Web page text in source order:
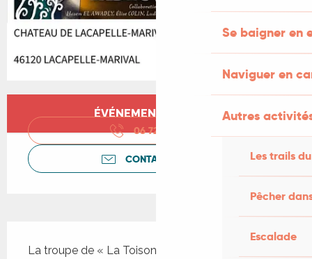
Se baigner en
Naviguer en
Autres
Les trails
Pêcher
Escalade
Ouverture et coordonnées
ÉVÉNEMENT TERMINÉ
06 72 46 76
CONTACTEZ-NOUS
La troupe de « La Toison d’Or« donnera une